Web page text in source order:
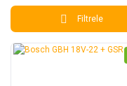
Filtrele